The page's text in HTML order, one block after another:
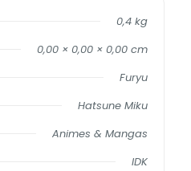
0,4 kg
0,00 × 0,00 × 0,00 cm
Furyu
Hatsune Miku
Animes & Mangas
IDK